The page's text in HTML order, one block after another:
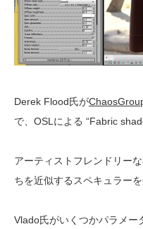
Derek Flood氏が
で、OSLによる “Fabric
アーティストフレンドリー
ちを近似するスペキュラーを
Vlado氏がいくつかパラメー